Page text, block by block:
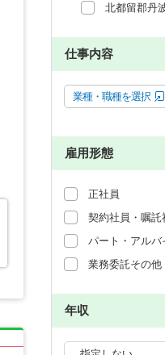
北都留郡丹
仕事内容
業種・職種を選択
雇用形態
正社員
契約社員・嘱託
パート・アルバ
業務委託その他
年収